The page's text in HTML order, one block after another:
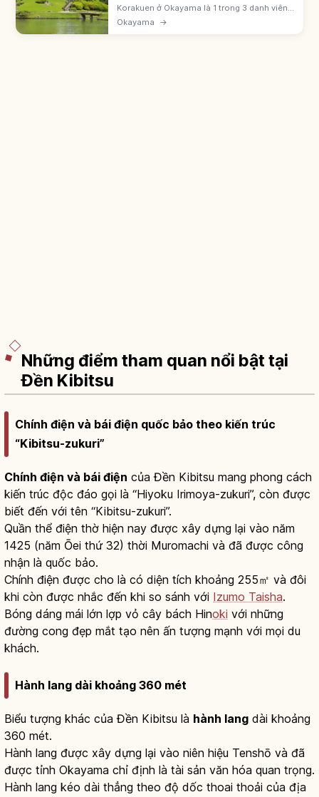
Korakuen ở Okayama là 1 trong 3 danh viên
Nhật Bản (cùng Kenrokuen, Kairakuen). Ikeda
Tsunamasa khởi công 1687, xong 1700.
Okayama →
Những điểm tham quan nổi bật tại
Đền Kibitsu
Chính điện và bái điện quốc bảo theo kiến trúc
“Kibitsu-zukuri”
Chính điện và bái điện của Đền Kibitsu mang phong cách
kiến trúc độc đáo gọi là “Hiyoku Irimoya-zukuri”, còn được
biết đến với tên “Kibitsu-zukuri”.
Quần thể điện thờ hiện nay được xây dựng lại vào năm
1425 (năm Ōei thứ 32) thời Muromachi và đã được công
nhận là quốc bảo.
Chính điện được cho là có diện tích khoảng 255㎡ và đôi
khi còn được nhắc đến khi so sánh với Izumo Taisha.
Bóng dáng mái lớn lợp vỏ cây bách Hinoki với những
đường cong đẹp mắt tạo nên ấn tượng mạnh với mọi du
khách.
Hành lang dài khoảng 360 mét
Biểu tượng khác của Đền Kibitsu là hành lang dài khoảng
360 mét.
Hành lang được xây dựng lại vào niên hiệu Tenshō và đã
được tỉnh Okayama chỉ định là tài sản văn hóa quan trọng.
Hành lang kéo dài thẳng theo độ dốc thoai thoải của địa